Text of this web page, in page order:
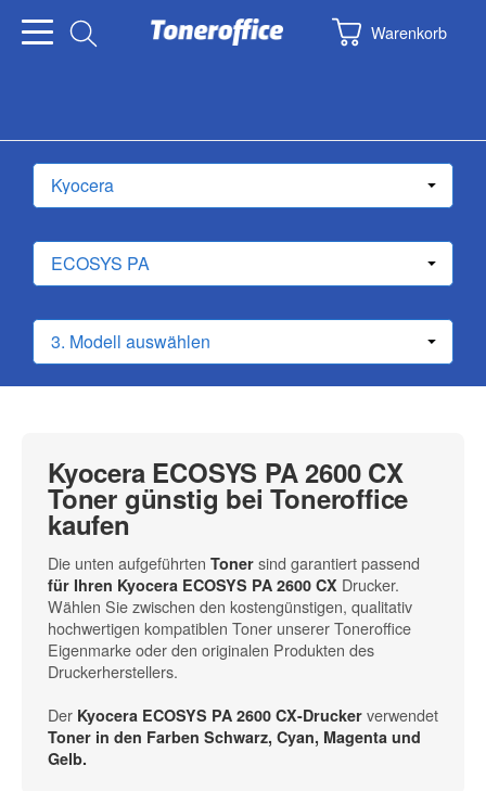
Warenkorb
Kyocera ECOSYS PA 2600 CX
Toner günstig bei Toneroffice
kaufen
Die unten aufgeführten Toner sind garantiert passend
für Ihren Kyocera ECOSYS PA 2600 CX Drucker.
Wählen Sie zwischen den kostengünstigen, qualitativ
hochwertigen kompatiblen Toner unserer Toneroffice
Eigenmarke oder den originalen Produkten des
Druckerherstellers.
Der Kyocera ECOSYS PA 2600 CX-Drucker verwendet
Toner in den Farben Schwarz, Cyan, Magenta und
Gelb.